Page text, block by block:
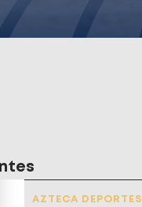
AZTECA DEPORTES